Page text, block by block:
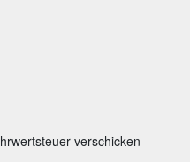
verschicken